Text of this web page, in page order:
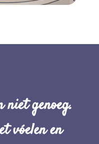
niet genoeg.
vóelen en